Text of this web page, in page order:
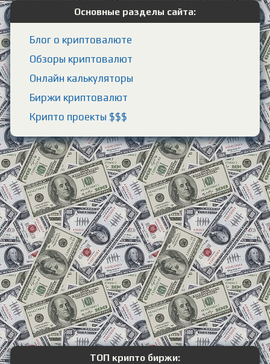
Основные разделы сайта:
Блог о криптовалюте
Обзоры криптовалют
Онлайн калькуляторы
Биржи криптовалют
Крипто проекты $$$
ТОП крипто биржи: